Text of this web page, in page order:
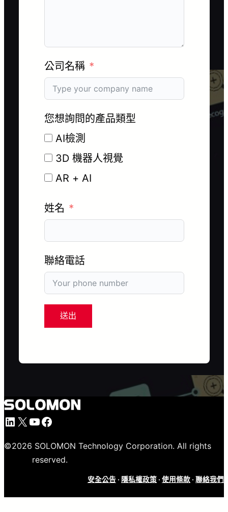
公司名稱
您想詢問的產品類型
AI檢測
3D 機器人視覺
AR + AI
姓名
聯絡電話
送出
LinkedIn
X YouTube
Facebook
©2026 SOLOMON Technology Corporation. All rights
reserved.
安全公告 · 隱私權政策 · 使用條款 · 聯絡我們